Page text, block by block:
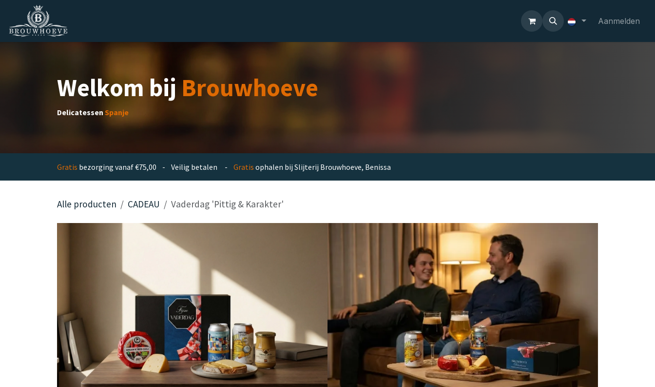
Overslaan naar inhoud
Aanmelden
Welkom bijBrouwhoeve
Delicatessen Spanje
Gratis bezorging vanaf €75,00 - Veilig betalen - Gratis ophalen bij Slijterij Brouwhoeve, Benissa
Alle producten CADEAU Vaderdag 'Pittig & Karakter'